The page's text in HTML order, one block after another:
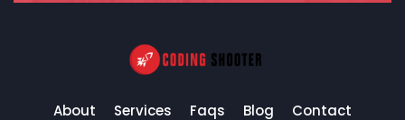
About Services Faqs Blog Contact